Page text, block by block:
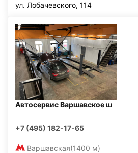
ул. Лобачевского, 114
Автосервис Варшавское ш
+7 (495) 182-17-65
Варшавская(1400 м)